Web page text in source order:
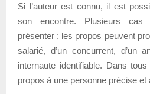
Si l’auteur est connu, il est
son encontre. Plusieurs
présenter : les propos peuvent
salarié, d’un concurrent, d’un
internaute identifiable. Dans
propos à une personne précise et